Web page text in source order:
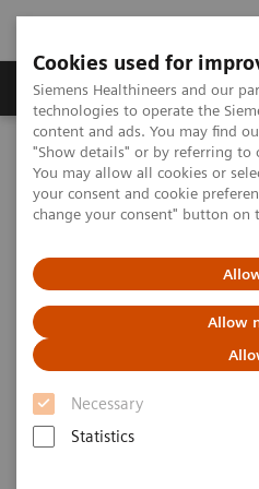
Cookies used for
Siemens Healthineers and our
technologies to operate the
content and ads. You may find
"Show details" or by referring to
You may allow all cookies or
your consent and cookie
change your consent" button on
Allow
Necessary
Statistics
Grupy Produktów
Siemens Healthineers Polska
„TK MEDICA”: Stawiamy na